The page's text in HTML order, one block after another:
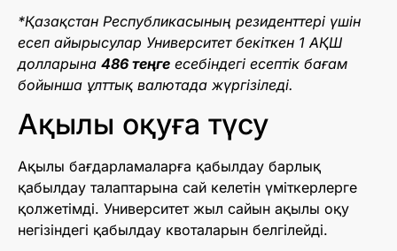
*Қазақстан Республикасының резиденттері үшін
есеп айырысулар Университет бекіткен 1 АҚШ
долларына 486 теңге есебіндегі есептік бағам
бойынша ұлттық валютада жүргізіледі.
Ақылы оқуға түсу
Ақылы бағдарламаларға қабылдау барлық
қабылдау талаптарына сай келетін үміткерлерге
қолжетімді. Университет жыл сайын ақылы оқу
негізіндегі қабылдау квоталарын белгілейді.